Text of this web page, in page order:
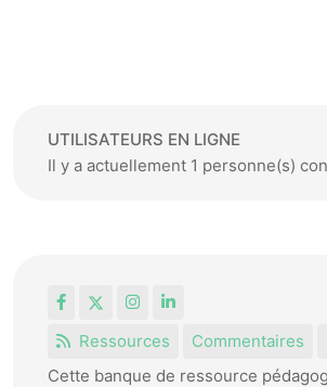
UTILISATEURS EN LIGNE
Il y a actuellement 1 personne(s)
FacebookInstagram
LinkedIn
Ressources
Commentaires
Cette banque de ressource